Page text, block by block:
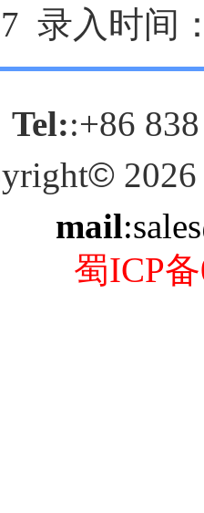
录入时间
Tel::+86
© 2026
mail
蜀ICP